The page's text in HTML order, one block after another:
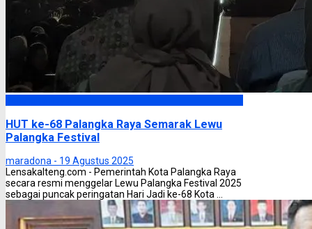
HUT ke-68 Palangka Raya Semarak Lewu
Palangka Festival
maradona - 19 Agustus 2025
Lensakalteng.com - Pemerintah Kota Palangka Raya
secara resmi menggelar Lewu Palangka Festival 2025
sebagai puncak peringatan Hari Jadi ke-68 Kota ...